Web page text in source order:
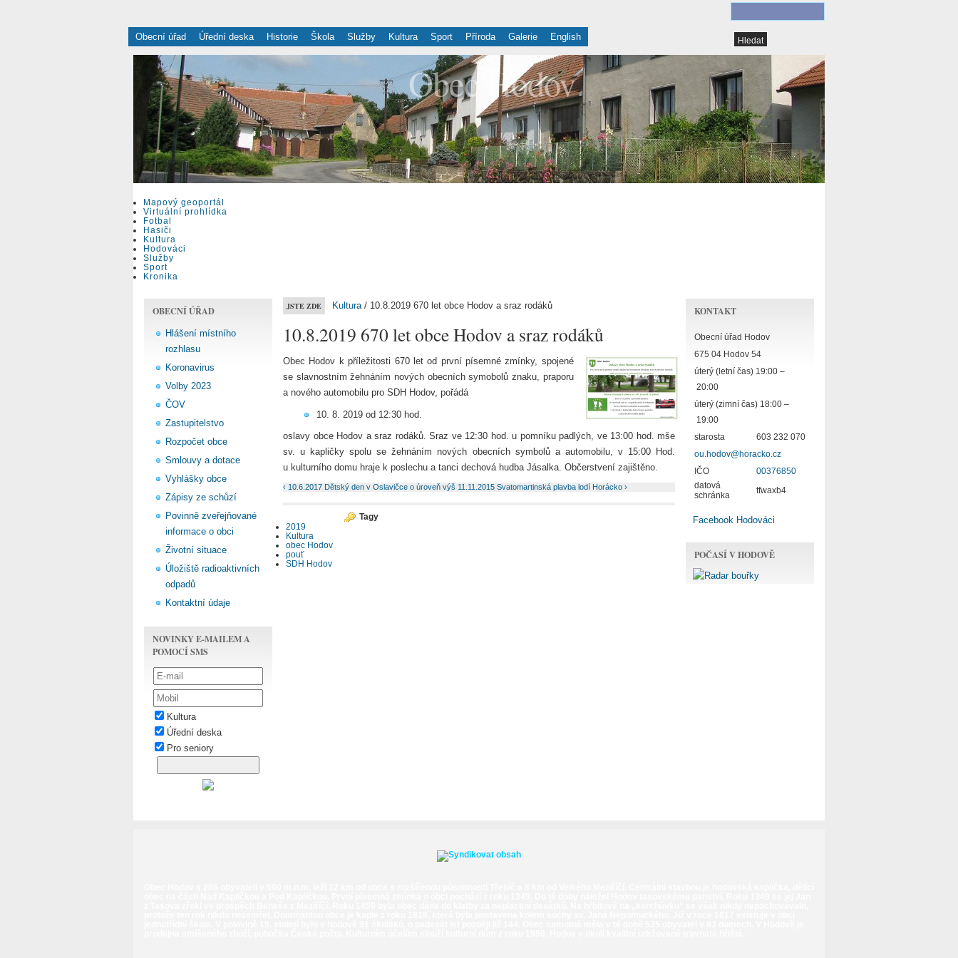
Obecní úřad Úřední deska Historie Škola Služby Kultura Sport Příroda Galerie English
Obec Hodov
Mapový geoportál
Virtuální prohlídka
Fotbal
Hasiči
Kultura
Hodováci
Služby
Sport
Kronika
OBECNÍ ÚŘAD
Hlášení místního
rozhlasu
Koronavirus
Volby 2023
ČOV
Zastupitelstvo
Rozpočet obce
Smlouvy a dotace
Vyhlášky obce
Zápisy ze schůzí
Povinně zveřejňované
informace o obci
Životní situace
Úložiště radioaktivních
odpadů
Kontaktní údaje
NOVINKY E-MAILEM A
POMOCÍ SMS
Kultura
Úřední deska
Pro seniory
JSTE ZDE Kultura/ 10.8.2019 670 let obce Hodov a sraz rodáků
10.8.2019 670 let obce Hodov a sraz rodáků
Obec Hodov k příležitosti 670 let od první písemné zmínky, spojené
se slavnostním žehnáním nových obecních symobolů znaku, praporu
a nového automobilu pro SDH Hodov, pořádá
10. 8. 2019 od 12:30 hod.
oslavy obce Hodov a sraz rodáků. Sraz ve 12:30 hod. u pomníku padlých, ve 13:00 hod. mše
sv. u kapličky spolu se žehnáním nových obecních symbolů a automobilu, v 15:00 Hod.
u kulturního domu hraje k poslechu a tanci dechová hudba Jásalka. Občerstvení zajištěno.
‹ 10.6.2017 Dětský den v Oslavičce o úroveň výš 11.11.2015 Svatomartinská plavba lodí Horácko ›
Tagy
2019
Kultura
obec Hodov
pouť
SDH Hodov
KONTAKT
Obecní úřad Hodov
675 04 Hodov 54
úterý (letní čas) 19:00 –
20:00
úterý (zimní čas) 18:00 –
19:00
starosta
603 232 070
ou.hodov@horacko.cz
IČO
00376850
datová
schránka
tfwaxb4
Facebook Hodováci
POČASÍ V HODOVĚ